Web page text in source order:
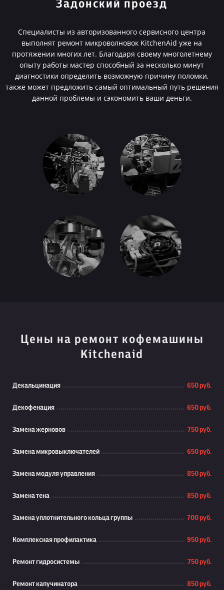
Задонский проезд
Специалисты из авторизованного сервисного центра
выполнят ремонт микроволновок KitchenAid уже на
протяжении многих лет. Благодаря своему многолетнему
опыту работы мастер способный за несколько минут
диагностики определить возможную причину поломки,
также может предложить самый оптимальный путь решения
данной проблемы и сэкономить ваши деньги.
Цены на ремонт кофемашины
Kitchenaid
Декальцинация 650 руб.
Декофенация 650 руб.
Замена жерновов 750 руб.
Замена микровыключателей 650 руб.
Замена модуля управления 850 руб.
Замена тена 850 руб.
Замена уплотнительного кольца группы 700 руб.
Комплексная профилактика 950 руб.
Ремонт гидросистемы 750 руб.
Ремонт капучинатора 850 руб.